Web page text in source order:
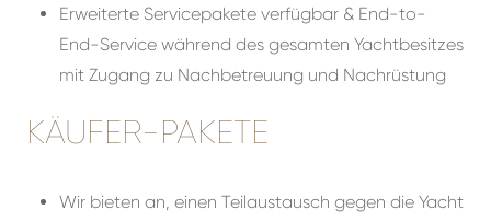
Erweiterte Servicepakete verfügbar & End-to-
End-Service während des gesamten Yachtbesitzes
mit Zugang zu Nachbetreuung und Nachrüstung
KÄUFER-PAKETE
Wir bieten an, einen Teilaustausch gegen die Yacht